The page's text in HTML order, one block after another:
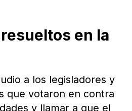
en la
a los legisladores y
que votaron en contra
y llamar a que el